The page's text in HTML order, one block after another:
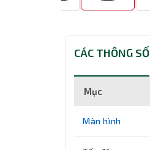
CÁC THÔNG SỐ
Mục
Màn hình